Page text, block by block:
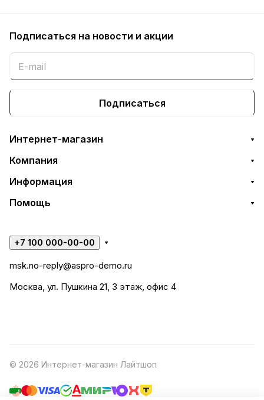
Подписаться на новости и акции
Подписаться
Интернет-магазин
Компания
Информация
Помощь
+7 100 000-00-00
msk.no-reply@aspro-demo.ru
Москва, ул. Пушкина 21, 3 этаж, офис 4
© 2026 Интернет-магазин Лайтшоп